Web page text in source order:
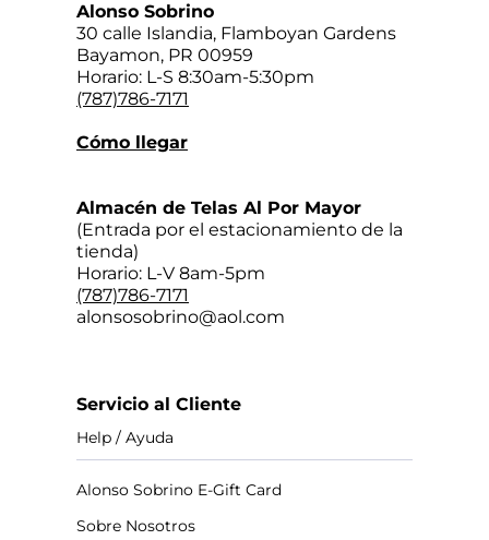
Alonso Sobrino
30 calle Islandia, Flamboyan Gardens
Bayamon, PR 00959
Horario: L-S 8:30am-5:30pm
(787)786-7171
Cómo llegar
Almacén de Telas Al Por Mayor
(Entrada por el estacionamiento de la
tienda)
Horario: L-V 8am-5pm
(787)786-7171
alonsosobrino@aol.com
Servicio al Cliente
Help / Ayuda
Alonso Sobrino E-Gift Card
Sobre Nosotros